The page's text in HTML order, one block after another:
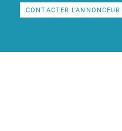
CONTACTER L'ANNONCEUR